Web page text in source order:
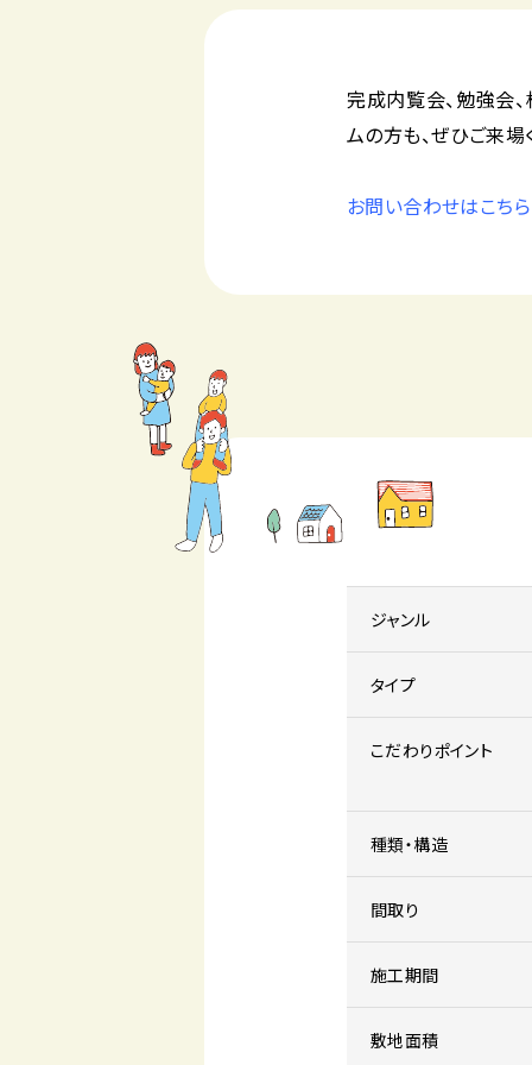
完成内覧会、勉強会
ムの方も、ぜひご来場
お問い合わせはこちら
ジャンル
タイプ
こだわりポイント
種類・構造
間取り
施工期間
敷地面積